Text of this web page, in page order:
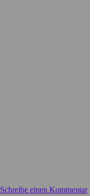
Schreibe einen Kommentar